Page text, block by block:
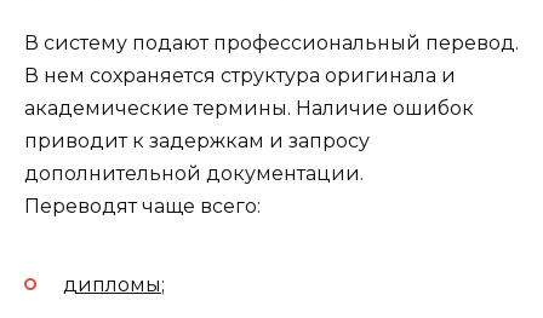
В систему подают профессиональный перевод.
В нем сохраняется структура оригинала и
академические термины. Наличие ошибок
приводит к задержкам и запросу
дополнительной документации.
Переводят чаще всего:
дипломы;